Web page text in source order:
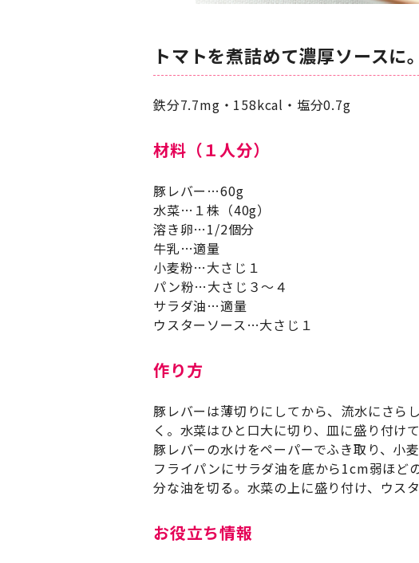
トマトを煮詰めて濃厚ソース
鉄分7.7mg・158kcal・塩分0.7g
材料（１人分）
豚レバー…60g
水菜…１株（40g）
溶き卵…1/2個分
牛乳…適量
小麦粉…大さじ１
パン粉…大さじ３～４
サラダ油…適量
ウスターソース…大さじ１
作り方
豚レバーは薄切りにしてから、流水にさら
く。水菜はひと口大に切り、皿に盛り付けて
豚レバーの水けをペーパーでふき取り、小
フライパンにサラダ油を底から1cm弱ほど
分な油を切る。水菜の上に盛り付け、ウス
お役立ち情報